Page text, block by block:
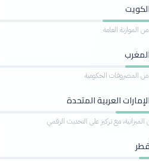
الكويت
المغرب
الإمارات العربية المتحدة
قطر